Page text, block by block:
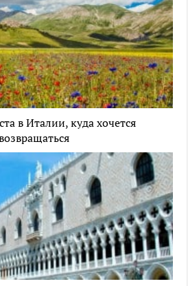
в Италии, куда хочется